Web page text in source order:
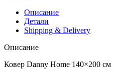
Описание
Детали
Shipping & Delivery
Описание
Ковер Danny Home 140×200 см